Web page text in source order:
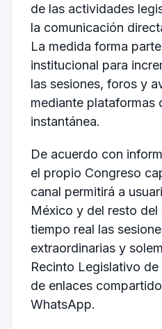
de las actividades
la comunicación
La medida forma
institucional para
las sesiones, foros y
mediante plataformas
instantánea.
De acuerdo con
el propio Congreso
canal permitirá a
México y del resto del
tiempo real las
extraordinarias y
Recinto Legislativo
de enlaces
WhatsApp.